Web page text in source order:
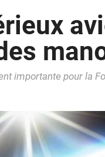
importante pour la